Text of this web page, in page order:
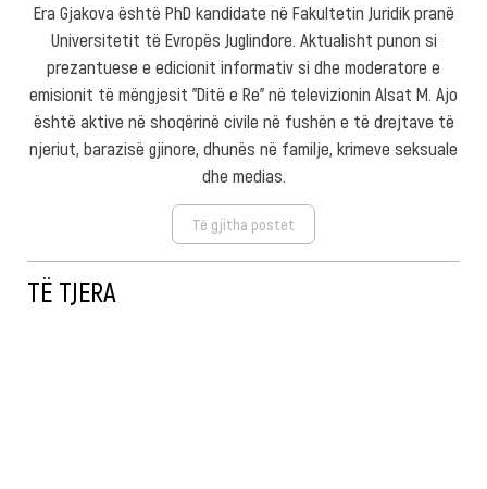
Era Gjakova është PhD kandidate në Fakultetin Juridik pranë
Universitetit të Evropës Juglindore. Aktualisht punon si
prezantuese e edicionit informativ si dhe moderatore e
emisionit të mëngjesit "Ditë e Re" në televizionin Alsat M. Ajo
është aktive në shoqërinë civile në fushën e të drejtave të
njeriut, barazisë gjinore, dhunës në familje, krimeve seksuale
dhe medias.
Të gjitha postet
TË TJERA